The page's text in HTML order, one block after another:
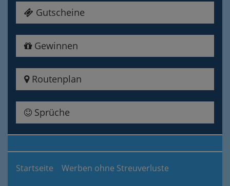
Gutscheine
Gewinnen
Routenplan
Sprüche
Startseite Werben ohne Streuverluste